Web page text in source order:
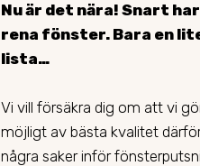
Nu är det nära! Snart
rena fönster. Bara en
lista…
Vi vill försäkra dig om att vi
möjligt av bästa kvalitet
några saker inför